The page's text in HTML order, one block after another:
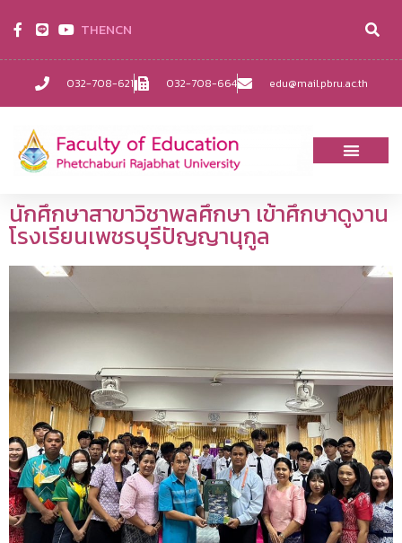
032-708-621 032-708-664 edu@mail.pbru.ac.th
THENCN
นักศึกษาสาขาวิชาพลศึกษา เข้าศึกษาดูงาน
โรงเรียนเพชรบุรีปัญญานุกูล